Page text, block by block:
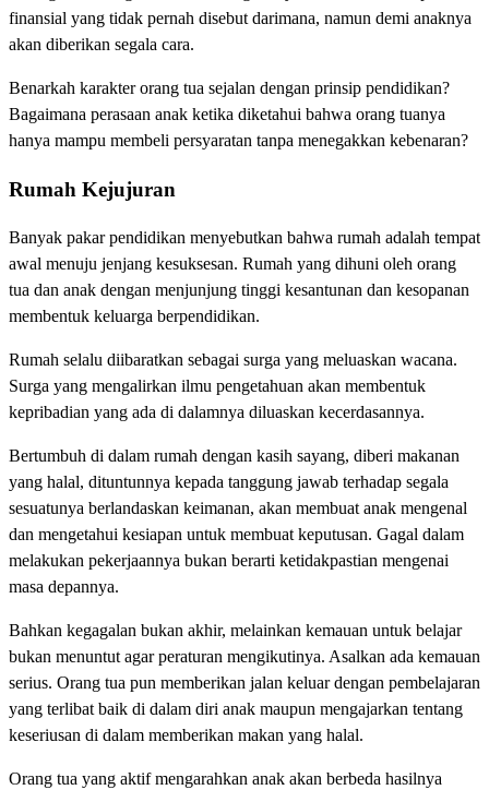
finansial yang tidak pernah disebut darimana, namun demi anaknya
akan diberikan segala cara.
Benarkah karakter orang tua sejalan dengan prinsip pendidikan?
Bagaimana perasaan anak ketika diketahui bahwa orang tuanya
hanya mampu membeli persyaratan tanpa menegakkan kebenaran?
Rumah Kejujuran
Banyak pakar pendidikan menyebutkan bahwa rumah adalah tempat
awal menuju jenjang kesuksesan. Rumah yang dihuni oleh orang
tua dan anak dengan menjunjung tinggi kesantunan dan kesopanan
membentuk keluarga berpendidikan.
Rumah selalu diibaratkan sebagai surga yang meluaskan wacana.
Surga yang mengalirkan ilmu pengetahuan akan membentuk
kepribadian yang ada di dalamnya diluaskan kecerdasannya.
Bertumbuh di dalam rumah dengan kasih sayang, diberi makanan
yang halal, dituntunnya kepada tanggung jawab terhadap segala
sesuatunya berlandaskan keimanan, akan membuat anak mengenal
dan mengetahui kesiapan untuk membuat keputusan. Gagal dalam
melakukan pekerjaannya bukan berarti ketidakpastian mengenai
masa depannya.
Bahkan kegagalan bukan akhir, melainkan kemauan untuk belajar
bukan menuntut agar peraturan mengikutinya. Asalkan ada kemauan
serius. Orang tua pun memberikan jalan keluar dengan pembelajaran
yang terlibat baik di dalam diri anak maupun mengajarkan tentang
keseriusan di dalam memberikan makan yang halal.
Orang tua yang aktif mengarahkan anak akan berbeda hasilnya